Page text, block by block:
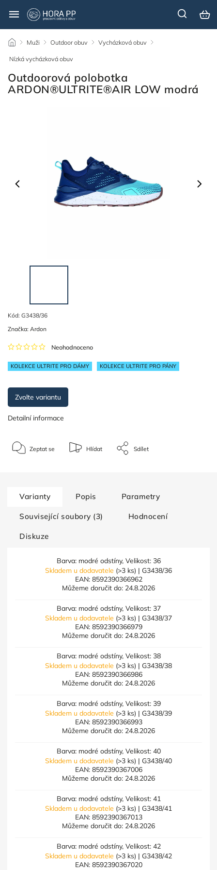
/ Muži / Outdoor obuv / Vycházková obuv /
Nízká vycházková obuv
Outdoorová polobotka
ARDON®ULTRITE®AIR LOW modrá
Kód: G3438/36
KOLEKCE ULTRITE PRO DÁMY KOLEKCE ULTRITE PRO PÁNY
Neohodnoceno
Značka: Ardon
Zvolte variantu
Detailní informace
Zeptat se Hlídat Sdílet
Varianty Popis Parametry
Související soubory (3) Hodnocení
Diskuze
Barva: modré odstíny, Velikost: 36
Skladem u dodavatele (>3 ks) | G3438/36
EAN: 8592390366962
Můžeme doručit do: 24.8.2026
Barva: modré odstíny, Velikost: 37
Skladem u dodavatele (>3 ks) | G3438/37
EAN: 8592390366979
Můžeme doručit do: 24.8.2026
Barva: modré odstíny, Velikost: 38
Skladem u dodavatele (>3 ks) | G3438/38
EAN: 8592390366986
Můžeme doručit do: 24.8.2026
Barva: modré odstíny, Velikost: 39
Skladem u dodavatele (>3 ks) | G3438/39
EAN: 8592390366993
Můžeme doručit do: 24.8.2026
Barva: modré odstíny, Velikost: 40
Skladem u dodavatele (>3 ks) | G3438/40
EAN: 8592390367006
Můžeme doručit do: 24.8.2026
Barva: modré odstíny, Velikost: 41
Skladem u dodavatele (>3 ks) | G3438/41
EAN: 8592390367013
Můžeme doručit do: 24.8.2026
Barva: modré odstíny, Velikost: 42
Skladem u dodavatele (>3 ks) | G3438/42
EAN: 8592390367020